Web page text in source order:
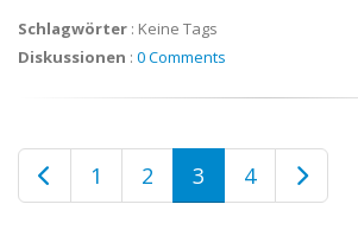
Schlagwörter : Keine Tags
Diskussionen : 0 Comments
1 2 3 4